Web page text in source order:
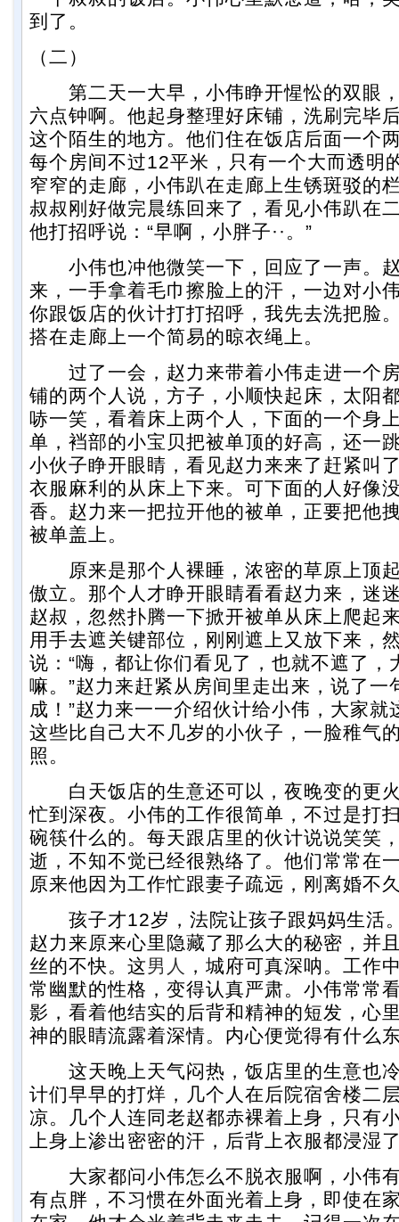
到了。
（二）
第二天一大早，小伟睁开惺忪的双眼
六点钟啊。他起身整理好床铺，洗刷完毕
这个陌生的地方。他们住在饭店后面一个
每个房间不过12平米，只有一个大而透明
窄窄的走廊，小伟趴在走廊上生锈斑驳的
叔叔刚好做完晨练回来了，看见小伟趴在
他打招呼说：“早啊，小胖子··。”
小伟也冲他微笑一下，回应了一声。
来，一手拿着毛巾擦脸上的汗，一边对小
你跟饭店的伙计打打招呼，我先去洗把脸
搭在走廊上一个简易的晾衣绳上。
过了一会，赵力来带着小伟走进一个
铺的两个人说，方子，小顺快起床，太阳
哧一笑，看着床上两个人，下面的一个身
单，裆部的小宝贝把被单顶的好高，还一
小伙子睁开眼睛，看见赵力来来了赶紧叫
衣服麻利的从床上下来。可下面的人好像
香。赵力来一把拉开他的被单，正要把他
被单盖上。
原来是那个人裸睡，浓密的草原上顶
傲立。那个人才睁开眼睛看看赵力来，迷
赵叔，忽然扑腾一下掀开被单从床上爬起
用手去遮关键部位，刚刚遮上又放下来，
说：“嗨，都让你们看见了，也就不遮了，
嘛。”赵力来赶紧从房间里走出来，说了一
成！”赵力来一一介绍伙计给小伟，大家就
这些比自己大不几岁的小伙子，一脸稚气
照。
白天饭店的生意还可以，夜晚变的更
忙到深夜。小伟的工作很简单，不过是打
碗筷什么的。每天跟店里的伙计说说笑笑
逝，不知不觉已经很熟络了。他们常常在
原来他因为工作忙跟妻子疏远，刚离婚不
孩子才12岁，法院让孩子跟妈妈生活
赵力来原来心里隐藏了那么大的秘密，并
丝的不快。这男人
，城府可真深呐。工作
常幽默的性格，变得认真严肃。小伟常常
影，看着他结实的后背和精神的短发，心
神的眼睛流露着深情。内心便觉得有什么
这天晚上天气闷热，饭店里的生意也
计们早早的打烊，几个人在后院宿舍楼二
凉。几个人连同老赵都赤裸着上身，只有
上身上渗出密密的汗，后背上衣服都浸湿
大家都问小伟怎么不脱衣服啊，小伟
有点胖，不习惯在外面光着上身，即使在